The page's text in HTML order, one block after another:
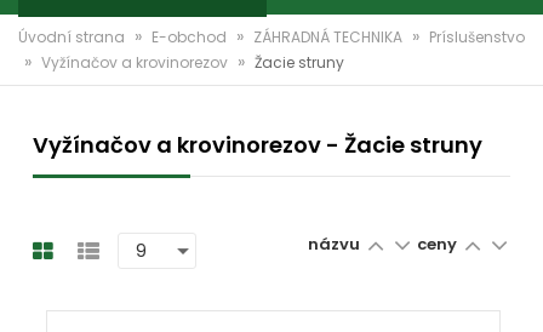
Úvodní strana » E-obchod » ZÁHRADNÁ TECHNIKA » Príslušenstvo
» Vyžínačov a krovinorezov » Žacie struny
Vyžínačov a krovinorezov - Žacie struny
názvu ceny